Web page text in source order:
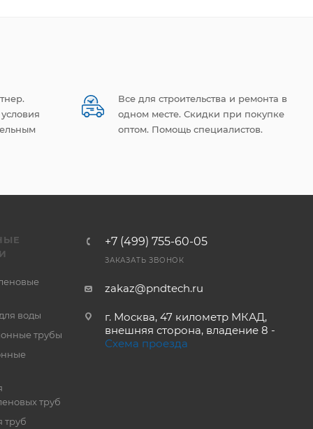
Все для строительства и ремонта в
одном месте. Скидки при покупке
оптом. Помощь специалистов.
воды
трубы
труб
труб
+7 (499) 755-60-05
ЗАКАЗАТЬ ЗВОНОК
zakaz@pndtech.ru
г. Москва, 47 километр МКАД,
внешняя сторона, владение 8 -
Схема проезда